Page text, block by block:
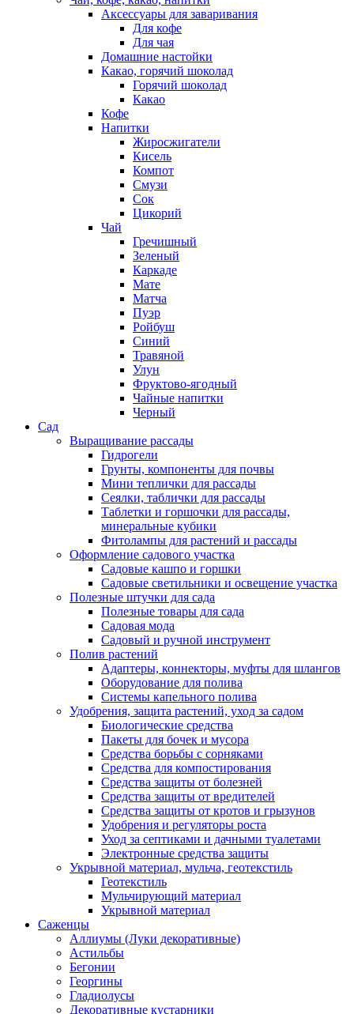
Аксессуары для заваривания
Для кофе
Для чая
Домашние настойки
Какао, горячий шоколад
Горячий шоколад
Какао
Кофе
Напитки
Жиросжигатели
Кисель
Компот
Смузи
Сок
Цикорий
Чай
Гречишный
Зеленый
Каркаде
Мате
Матча
Пуэр
Ройбуш
Синий
Травяной
Улун
Фруктово-ягодный
Чайные напитки
Черный
Сад
Выращивание рассады
Гидрогели
Грунты, компоненты для почвы
Мини теплички для рассады
Сеялки, таблички для рассады
Таблетки и горшочки для рассады,
минеральные кубики
Фитолампы для растений и рассады
Оформление садового участка
Садовые кашпо и горшки
Садовые светильники и освещение участка
Полезные штучки для сада
Полезные товары для сада
Садовая мода
Садовый и ручной инструмент
Полив растений
Адаптеры, коннекторы, муфты для шлангов
Оборудование для полива
Системы капельного полива
Удобрения, защита растений, уход за садом
Биологические средства
Пакеты для бочек и мусора
Средства борьбы с сорняками
Средства для компостирования
Средства защиты от болезней
Средства защиты от вредителей
Средства защиты от кротов и грызунов
Удобрения и регуляторы роста
Уход за септиками и дачными туалетами
Электронные средства защиты
Укрывной материал, мульча, геотекстиль
Геотекстиль
Мульчирующий материал
Укрывной материал
Саженцы
Аллиумы (Луки декоративные)
Астильбы
Бегонии
Георгины
Гладиолусы
Декоративные кустарники